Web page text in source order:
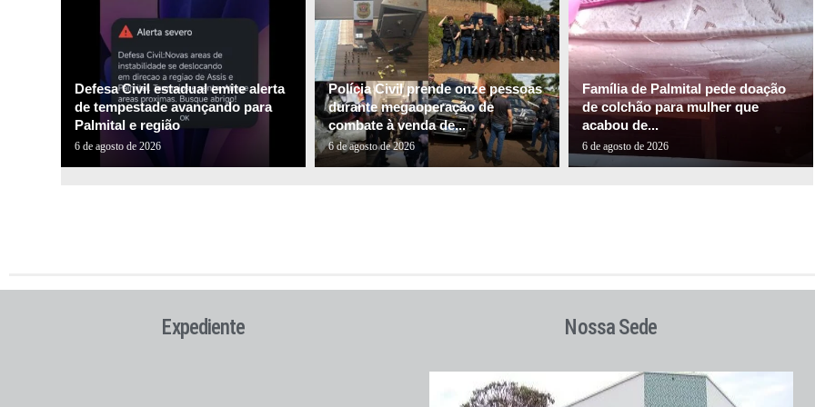
Defesa Civil estadual emite alerta
de tempestade avançando para
Palmital e região
6 de agosto de 2026
Polícia Civil prende onze pessoas
durante megaoperação de
combate à venda de...
6 de agosto de 2026
Família de Palmital pede doação
de colchão para mulher que
acabou de...
6 de agosto de 2026
Expediente Nossa Sede